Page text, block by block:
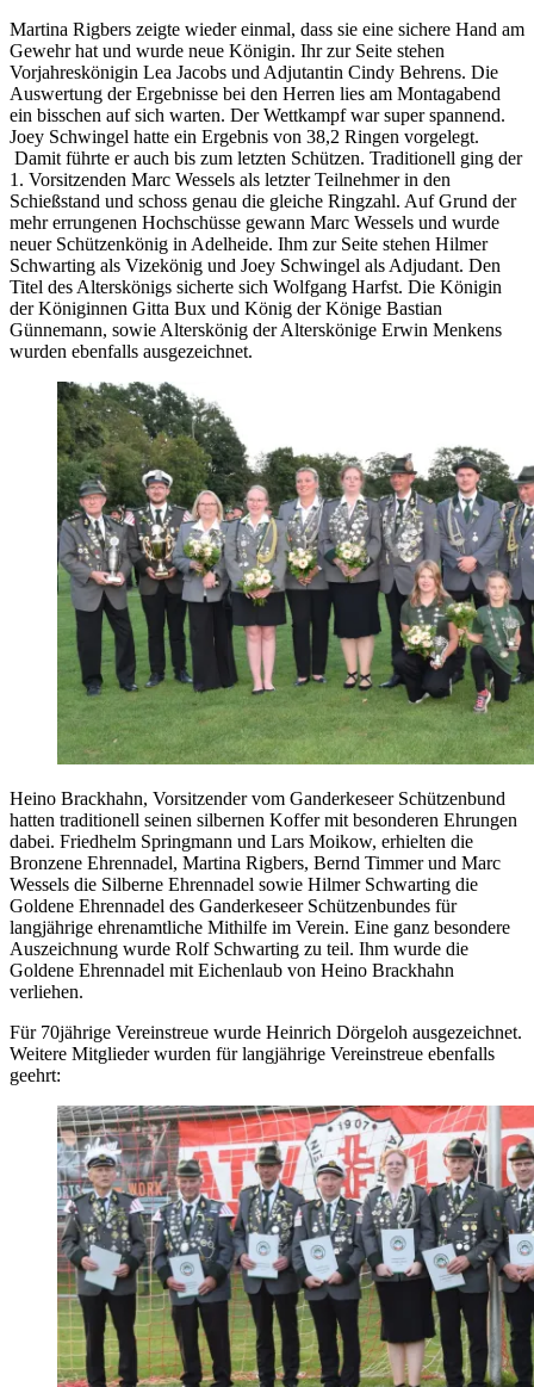
Martina Rigbers zeigte wieder einmal, dass sie eine sichere Hand am
Gewehr hat und wurde neue Königin. Ihr zur Seite stehen
Vorjahreskönigin Lea Jacobs und Adjutantin Cindy Behrens. Die
Auswertung der Ergebnisse bei den Herren lies am Montagabend
ein bisschen auf sich warten. Der Wettkampf war super spannend.
Joey Schwingel hatte ein Ergebnis von 38,2 Ringen vorgelegt.
Damit führte er auch bis zum letzten Schützen. Traditionell ging der
1. Vorsitzenden Marc Wessels als letzter Teilnehmer in den
Schießstand und schoss genau die gleiche Ringzahl. Auf Grund der
mehr errungenen Hochschüsse gewann Marc Wessels und wurde
neuer Schützenkönig in Adelheide. Ihm zur Seite stehen Hilmer
Schwarting als Vizekönig und Joey Schwingel als Adjudant. Den
Titel des Alterskönigs sicherte sich Wolfgang Harfst. Die Königin
der Königinnen Gitta Bux und König der Könige Bastian
Günnemann, sowie Alterskönig der Alterskönige Erwin Menkens
wurden ebenfalls ausgezeichnet.
Heino Brackhahn, Vorsitzender vom Ganderkeseer Schützenbund
hatten traditionell seinen silbernen Koffer mit besonderen Ehrungen
dabei. Friedhelm Springmann und Lars Moikow, erhielten die
Bronzene Ehrennadel, Martina Rigbers, Bernd Timmer und Marc
Wessels die Silberne Ehrennadel sowie Hilmer Schwarting die
Goldene Ehrennadel des Ganderkeseer Schützenbundes für
langjährige ehrenamtliche Mithilfe im Verein. Eine ganz besondere
Auszeichnung wurde Rolf Schwarting zu teil. Ihm wurde die
Goldene Ehrennadel mit Eichenlaub von Heino Brackhahn
verliehen.
Für 70jährige Vereinstreue wurde Heinrich Dörgeloh ausgezeichnet.
Weitere Mitglieder wurden für langjährige Vereinstreue ebenfalls
geehrt: